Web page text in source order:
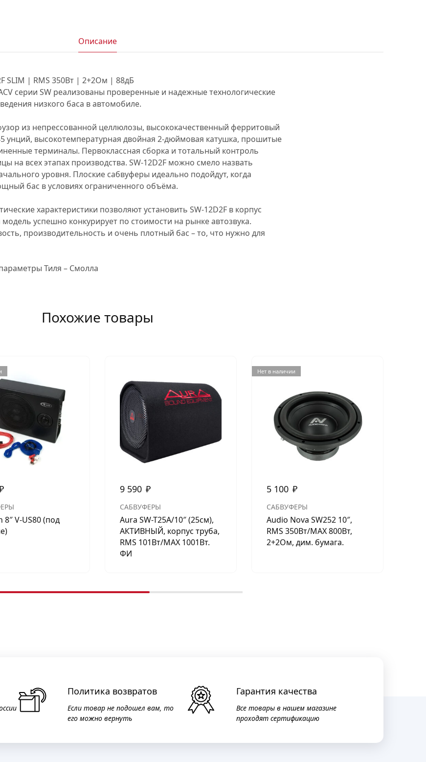
Описание
SLIM | RMS 350Вт | 2+2Ом | 88дБ
серии SW реализованы проверенные и надежные технологические
низкого баса в автомобиле.
из непрессованной целлюлозы, высококачественный ферритовый
унций, высокотемпературная двойная 2-дюймовая катушка, прошитые
терминалы. Первоклассная сборка и тотальный контроль
на всех этапах производства. SW-12D2F можно смело назвать
уровня. Плоские сабвуферы идеально подойдут, когда
бас в условиях ограниченного объёма.
характеристики позволяют установить SW-12D2F в корпус
успешно конкурирует по стоимости на рынке автозвука.
производительность и очень плотный бас – то, что нужно для
Тиля – Смолла
Похожие товары
8″ V-US80 (под
9 590 ₽
САБВУФЕРЫ
Aura SW-T25A/10″ (25см),
АКТИВНЫЙ, корпус труба,
RMS 101Вт/МАХ 1001Вт.
ФИ
Нет в наличии
5 100 ₽
САБВУФЕРЫ
Audio Nova SW252 10″,
RMS 350Вт/МАХ 800Вт,
2+2Ом, дим. бумага.
Политика возвратов
Если товар не подошел вам, то
его можно вернуть
Гарантия качества
Все товары в нашем магазине
проходят сертификацию